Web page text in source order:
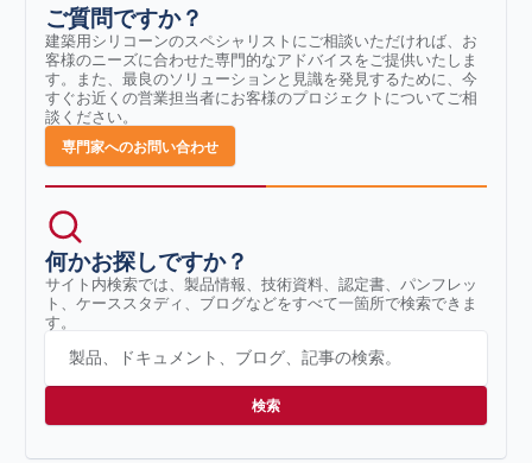
ご質問ですか？
建築用シリコーンのスペシャリストにご相談いただければ、お
客様のニーズに合わせた専門的なアドバイスをご提供いたしま
す。また、最良のソリューションと見識を発見するために、今
すぐお近くの営業担当者にお客様のプロジェクトについてご相
談ください。
専門家へのお問い合わせ
何かお探しですか？
サイト内検索では、製品情報、技術資料、認定書、パンフレッ
ト、ケーススタディ、ブログなどをすべて一箇所で検索できま
す。
製品、ドキュメント、ブログ、記事の検索。